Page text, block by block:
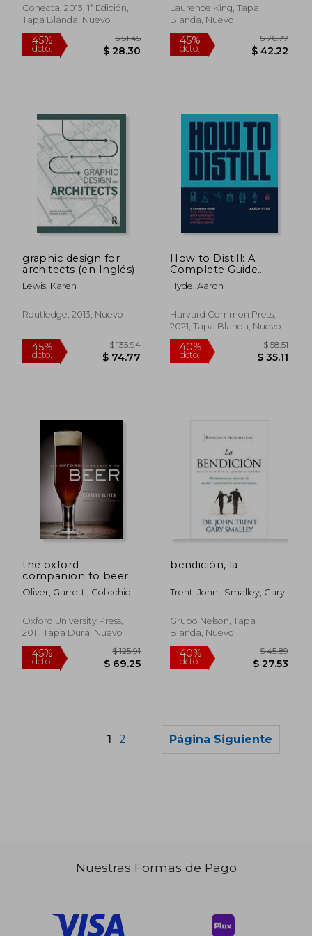
45%
dcto.
45%
dcto.
45% 45%
Conecta, 2013, 1ª Edición,
Tapa Blanda, Nuevo
$ 51.45
Laurence King, Tapa
Blanda, Nuevo
45%
graphic design for
architects (en Inglés)
Lewis, Karen
Routledge, 2013, Nuevo
How to Distill: A
Complete Guide
From Still Design and
Fermentation
and Aging Spirits (en
Inglés)
Hyde, Aaron
Harvard Common Press,
2021, Tapa Blanda, Nuevo
the oxford
companion to beer
(en Inglés)
Oliver, Garrett ; Colicchio,
Oxford University Press,
2011, Tapa Dura, Nuevo
bendición, la
Trent, John ; Smalley, Gary
Grupo Nelson, Tapa
Blanda, Nuevo
1 2 Página Siguiente
Nuestras Formas de Pago